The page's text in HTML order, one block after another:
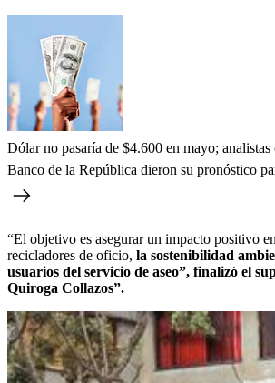
Dólar no pasaría de $4.600 en mayo;
Banco de la República dieron su pronóstico
“El objetivo es asegurar un impacto positivo
recicladores de oficio, la sostenibilidad
usuarios del servicio de aseo”, finalizó el
Quiroga Collazos”.